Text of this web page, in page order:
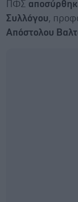
ΠΦΣ
Συλλόγου,
Απόστολου